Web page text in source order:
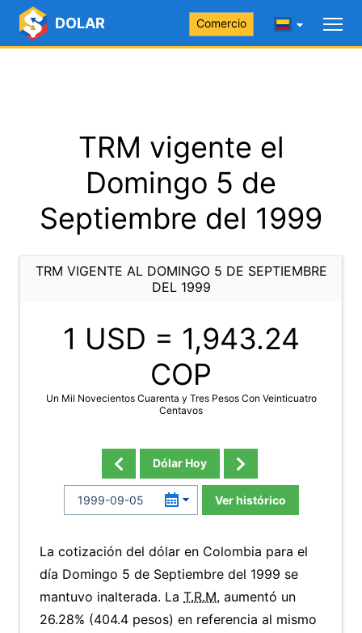
DOLAR Comercio
TRM vigente el
Domingo 5 de
Septiembre del 1999
TRM VIGENTE AL DOMINGO 5 DE SEPTIEMBRE
DEL 1999
1 USD = 1,943.24
COP
Un Mil Novecientos Cuarenta y Tres Pesos Con Veinticuatro
Centavos
Dólar Hoy
Ver histórico
La cotización del dólar en Colombia para el
día Domingo 5 de Septiembre del 1999 se
mantuvo inalterada. La T.R.M. aumentó un
26.28% (404.4 pesos) en referencia al mismo